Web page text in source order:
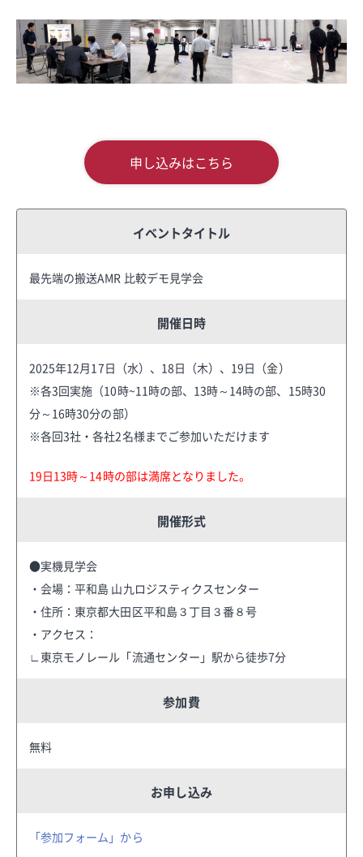
申し込みはこちら
イベントタイトル
最先端の搬送AMR 比較デモ見学会
開催日時
2025年12月17日（水）、18日（木）、19日（金）
※各3回実施（10時~11時の部、13時～14時の部、15時30
分～16時30分の部）
※各回3社・各社2名様までご参加いただけます
19日13時～14時の部は満席となりました。
開催形式
●実機見学会
・会場：平和島 山九ロジスティクスセンター
・住所：東京都大田区平和島３丁目３番８号
・アクセス：
∟東京モノレール「流通センター」駅から徒歩7分
参加費
無料
お申し込み
「参加フォーム」から